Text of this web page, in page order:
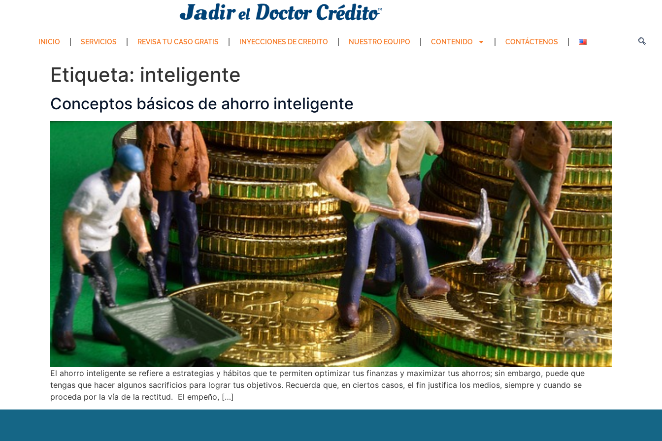
INICIO SERVICIOS REVISA TU CASO GRATIS INYECCIONES DE CREDITO NUESTRO EQUIPO CONTENIDO CONTÁCTENOS
Etiqueta: inteligente
Conceptos básicos de ahorro inteligente
El ahorro inteligente se refiere a estrategias y hábitos que te permiten optimizar tus finanzas y maximizar tus ahorros; sin embargo, puede que
tengas que hacer algunos sacrificios para lograr tus objetivos. Recuerda que, en ciertos casos, el fin justifica los medios, siempre y cuando se
proceda por la vía de la rectitud. El empeño, […]